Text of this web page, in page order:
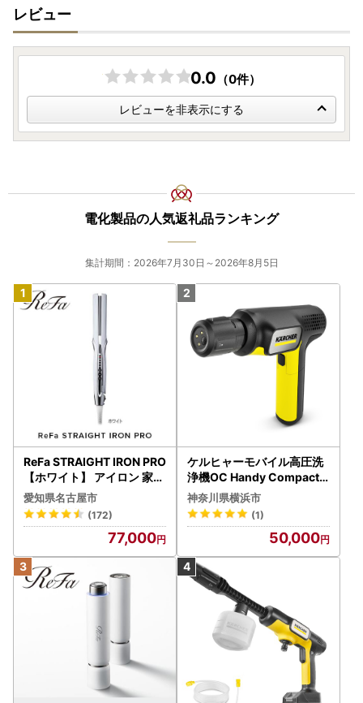
お問い合わせフォーム：https://faq.furu-po.com/helpdes
k?category_id=231&site_domain=furusato
営業時間：10：00～17：00（1/1～1/3を除く）
商品不具合などのお問い合わせも、こちらのお問い合わせ先
レビューへの書き込みでは対応できませんのでご了承願いま
す
レビュー
0.0 （0件）
レビューを非表示にする
電化製品の人気返礼品ランキング
集計期間：2026年7月30日～2026年8月5日
ReFa STRAIGHT IRON PRO
【ホワイト】 アイロン 家電
美容 リファ アイロン
愛知県名古屋市
(172)
77,000
ケルヒャーモバイル高圧洗
浄機OC Handy Compact
（ハンディエア） APV000
7
神奈川県横浜市
(1)
50,000